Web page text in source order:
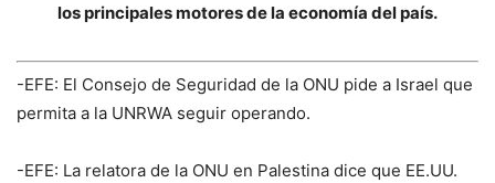
los principales motores de la economía del país.
-EFE: El Consejo de Seguridad de la ONU pide a Israel que
permita a la UNRWA seguir operando.
-EFE: La relatora de la ONU en Palestina dice que EE.UU.